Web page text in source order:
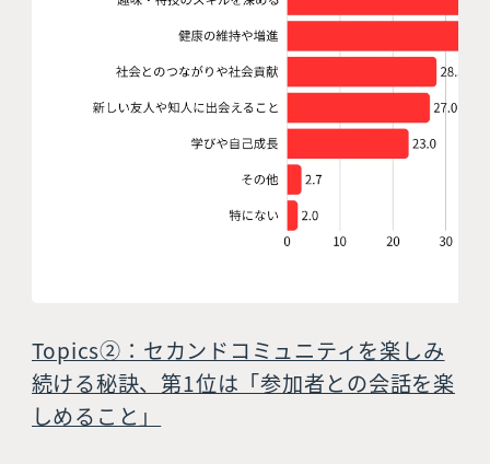
Topics②：セカンドコミュニティを楽しみ
続ける秘訣、第1位は「参加者との会話を楽
しめること」